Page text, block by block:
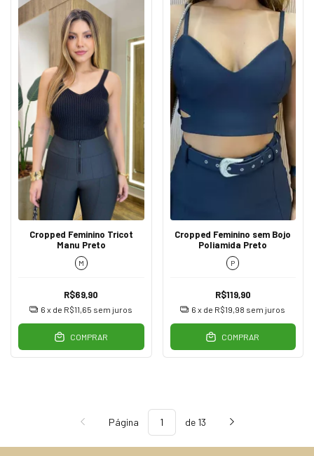
Cropped Feminino Tricot
Manu Preto
M
R$69,90
6 x de R$11,65 sem juros
COMPRAR
Cropped Feminino sem Bojo
Poliamida Preto
P
R$119,90
6 x de R$19,98 sem juros
COMPRAR
Página de 13